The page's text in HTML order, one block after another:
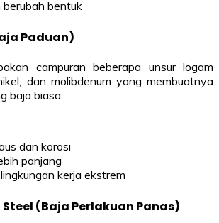
berubah bentuk
Paduan)
campuran beberapa unsur logam
dan molibdenum yang membuatnya
baja biasa.
dan korosi
panjang
kerja ekstrem
(Baja Perlakuan Panas)